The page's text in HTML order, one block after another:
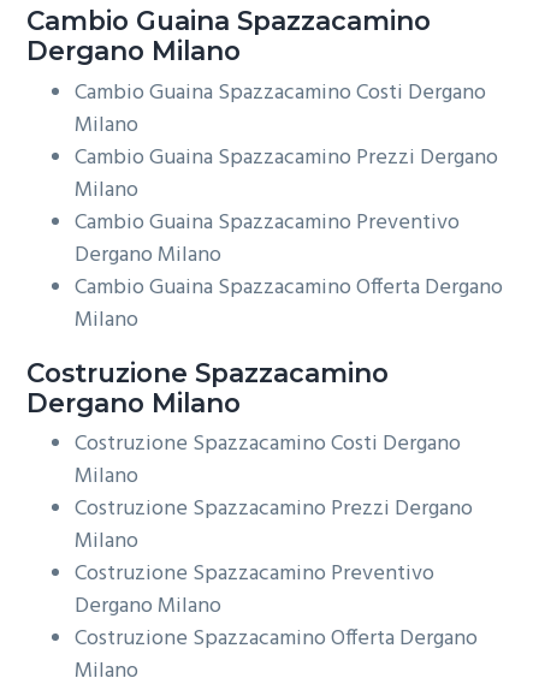
Cambio Guaina Spazzacamino
Dergano Milano
Cambio Guaina Spazzacamino Costi Dergano
Milano
Cambio Guaina Spazzacamino Prezzi Dergano
Milano
Cambio Guaina Spazzacamino Preventivo
Dergano Milano
Cambio Guaina Spazzacamino Offerta Dergano
Milano
Costruzione Spazzacamino
Dergano Milano
Costruzione Spazzacamino Costi Dergano
Milano
Costruzione Spazzacamino Prezzi Dergano
Milano
Costruzione Spazzacamino Preventivo
Dergano Milano
Costruzione Spazzacamino Offerta Dergano
Milano